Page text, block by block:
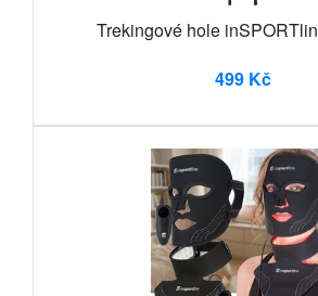
Trekingové hole
499 Kč